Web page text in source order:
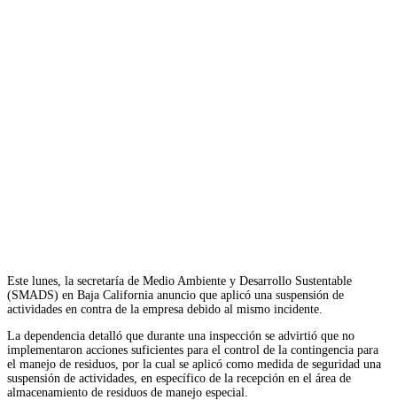
Este lunes, la secretaría de Medio Ambiente y Desarrollo Sustentable
(SMADS) en Baja California anuncio que aplicó una suspensión de
actividades en contra de la empresa debido al mismo incidente.
La dependencia detalló que durante una inspección se advirtió que no
implementaron acciones suficientes para el control de la contingencia para
el manejo de residuos, por la cual se aplicó como medida de seguridad una
suspensión de actividades, en específico de la recepción en el área de
almacenamiento de residuos de manejo especial.